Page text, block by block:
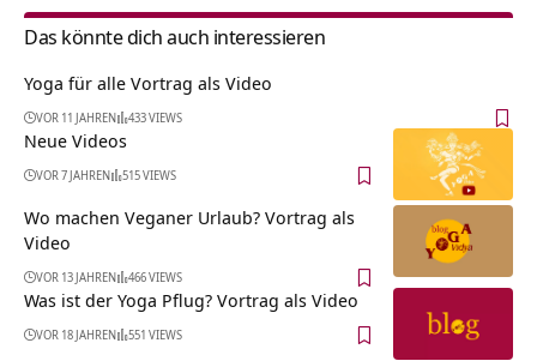
Das könnte dich auch interessieren
Yoga für alle Vortrag als Video
VOR 11 JAHREN 433 VIEWS
Neue Videos
VOR 7 JAHREN 515 VIEWS
Wo machen Veganer Urlaub? Vortrag als
Video
VOR 13 JAHREN 466 VIEWS
Was ist der Yoga Pflug? Vortrag als Video
VOR 18 JAHREN 551 VIEWS